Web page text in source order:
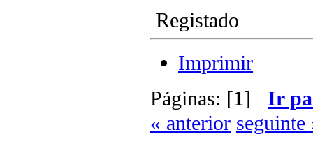
Registado
Imprimir
Páginas: [1] Ir
« anterior seguinte